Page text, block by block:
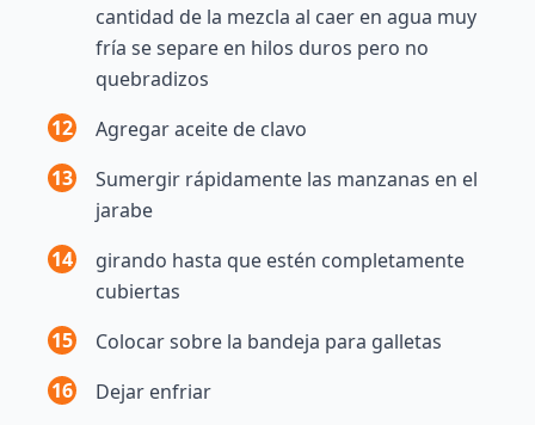
cantidad de la mezcla al caer en agua muy
fría se separe en hilos duros pero no
quebradizos
12
Agregar aceite de clavo
13
Sumergir rápidamente las manzanas en el
jarabe
14
girando hasta que estén completamente
cubiertas
15
Colocar sobre la bandeja para galletas
16
Dejar enfriar